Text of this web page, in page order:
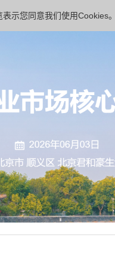
示您同意我们使用Cookies。